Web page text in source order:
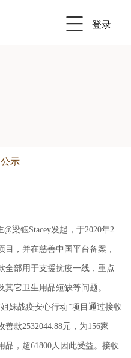
登录
示
梁钰Stacey发起，于2020年2
目，并在慈善中国平台备案，
全部用于支援抗疫一线，重点
它卫生用品短缺等问题。
姐妹战疫安心行动”项目通过接收
款2532044.88元，为156家
品，超61800人因此受益。接收